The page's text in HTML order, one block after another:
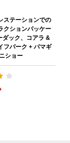
ステーションでの
クションパッケー
ダック、コアラ &
フパーク + パマギ
ショー